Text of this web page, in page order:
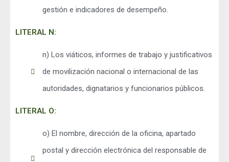
gestión e indicadores de desempeño.
LITERAL N:
n) Los viáticos, informes de trabajo y justificativos
de movilización nacional o internacional de las
autoridades, dignatarios y funcionarios públicos.
LITERAL O:
o) El nombre, dirección de la oficina, apartado
postal y dirección electrónica del responsable de